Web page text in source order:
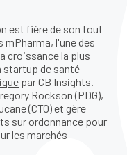
est fière de son tout
l'une des
croissance la plus
startup de santé
par CB Insights.
Rockson (PDG),
(CTO) et gère
sur ordonnance pour
les marchés